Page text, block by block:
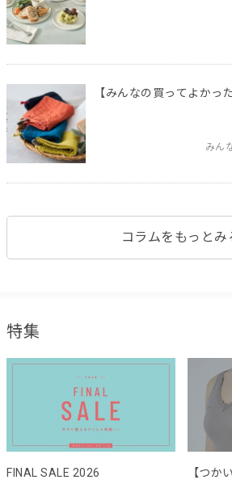
【みんなの買ってよかっ
みん
コラムをもっとみ
特集
FINAL SALE 2026
【つか